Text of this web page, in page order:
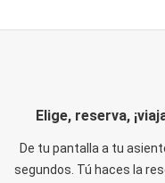
Elige, reserva,
De tu pantalla a tu
segundos. Tú haces la